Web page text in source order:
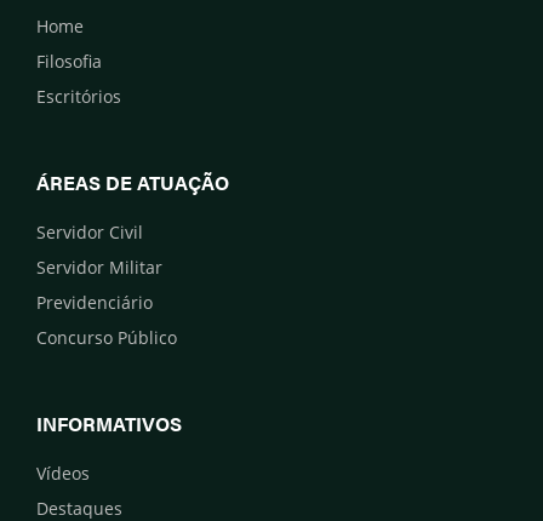
Home
Filosofia
Escritórios
ÁREAS DE ATUAÇÃO
Servidor Civil
Servidor Militar
Previdenciário
Concurso Público
INFORMATIVOS
Vídeos
Destaques